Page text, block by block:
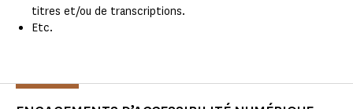
titres et/ou de transcriptions.
Etc.